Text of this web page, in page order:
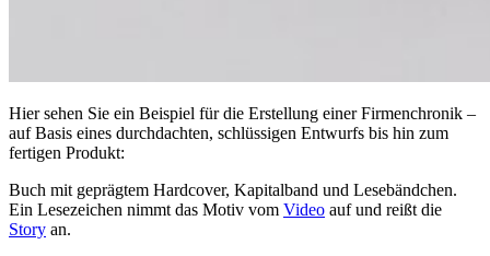
Hier sehen Sie ein Beispiel für die Erstellung einer Firmenchronik –
auf Basis eines durchdachten, schlüssigen Entwurfs bis hin zum
fertigen Produkt:
Buch mit geprägtem Hardcover, Kapitalband und Lesebändchen.
Ein Lesezeichen nimmt das Motiv vom Video auf und reißt die
Story an.